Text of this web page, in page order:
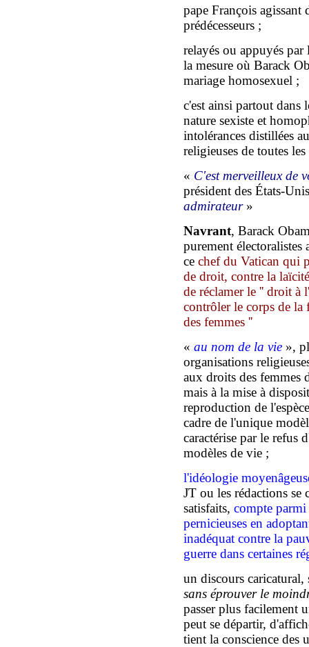
pape François agissant
prédécesseurs ;
relayés ou appuyés
la mesure où Barack
mariage homosexuel ;
c'est ainsi partout dans
nature sexiste et
intolérances distillées
religieuses de toutes
« C'est merveilleux de
président des États-
admirateur»
Navrant, Barack
purement
ce chef du Vatican qui
de droit, contre la
de réclamer le '' droit à
contrôlerle corps de la
des femmes ''
« au nom de la vie »,
organisations
aux droits des femmes
mais à la mise à
reproduction de
cadre de l'unique
caractérise par le refus
modèles de vie ;
l'idéologie
JT ou les rédactions se
satisfaits, compte
pernicieuses en
inadéquat contre la
guerre dans certaines
un discours
sans éprouver le
passer plus facilement
peut se départir,
tient la conscience des